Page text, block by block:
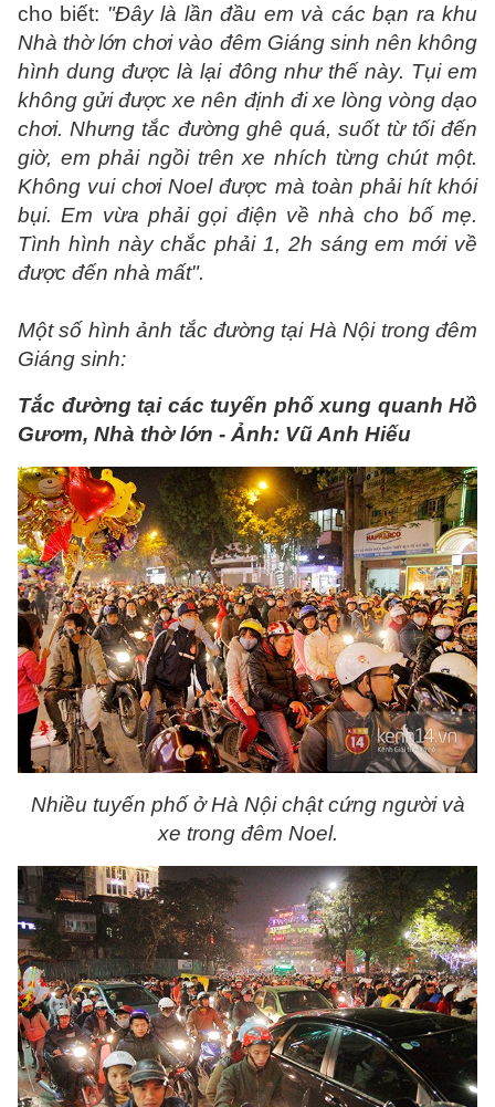
cho biết: "Đây là lần đầu em và các bạn ra khu
Nhà thờ lớn chơi vào đêm Giáng sinh nên không
hình dung được là lại đông như thế này. Tụi em
không gửi được xe nên định đi xe lòng vòng dạo
chơi. Nhưng tắc đường ghê quá, suốt từ tối đến
giờ, em phải ngồi trên xe nhích từng chút một.
Không vui chơi Noel được mà toàn phải hít khói
bụi. Em vừa phải gọi điện về nhà cho bố mẹ.
Tình hình này chắc phải 1, 2h sáng em mới về
được đến nhà mất".
Một số hình ảnh tắc đường tại Hà Nội trong đêm
Giáng sinh:
Tắc đường tại các tuyến phố xung quanh Hồ
Gươm, Nhà thờ lớn - Ảnh: Vũ Anh Hiếu
Nhiều tuyến phố ở Hà Nội chật cứng người và
xe trong đêm Noel.